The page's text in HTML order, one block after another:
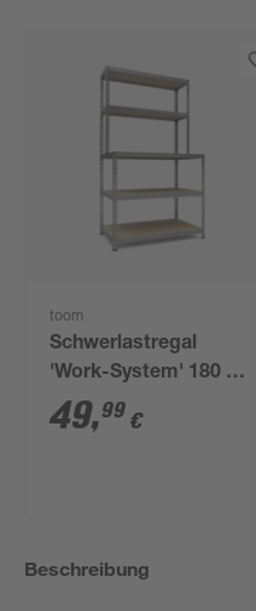
toom
Schwerlastregal
'Work-System' 180 x
100 x 30-60 cm 5
Böden à 100-175 kg
49,99 €
Beschreibung